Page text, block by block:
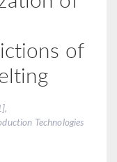
of
Technologies